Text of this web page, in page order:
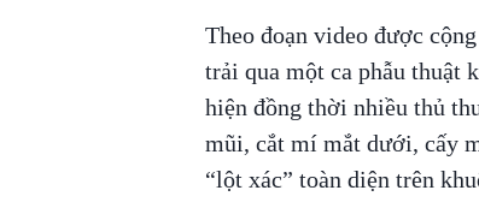
Theo đoạn video được
trải qua một ca phẫu thuật
hiện đồng thời nhiều thủ
mũi, cắt mí mắt dưới, cấy
“lột xác” toàn diện trên